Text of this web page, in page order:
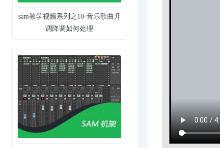
sam教学视频系列之10-音乐歌曲升
调降调如何处理